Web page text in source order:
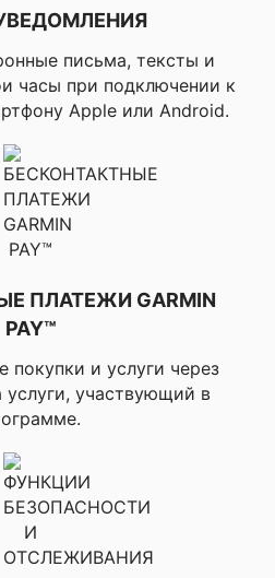
спорта,
(меняет режим
тренировки
нажатием кнопки),
▸Сенсорная и/или
блокировка,
▸Горячие клавиши,
▸История
▸Physio TrueUp,
▸Единый
▸Дистанция, время и
темп по GPS,
колебания, ▸Время и
баланс контакта с
совместимым
аксессуаром),
письма, тексты и
часы при подключении к
Apple или Android.
ПЛАТЕЖИ GARMIN
PAY™
покупки и услуги через
услуги, участвующий в